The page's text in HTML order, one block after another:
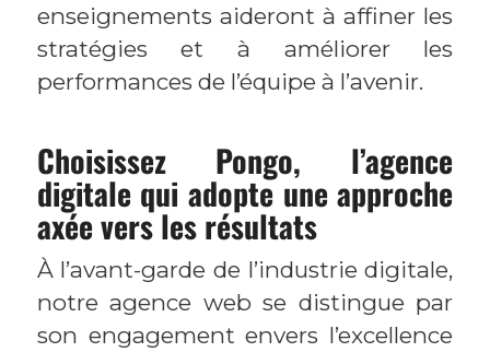
enseignements aideront à affiner les
stratégies et à améliorer les
performances de l’équipe à l’avenir.
Choisissez Pongo, l’agence
digitale qui adopte une approche
axée vers les résultats
À l’avant-garde de l’industrie digitale,
notre agence web se distingue par
son engagement envers l’excellence